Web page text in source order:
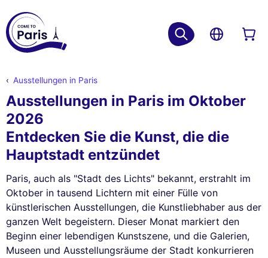
Ausstellungen in Paris
Ausstellungen in Paris im Oktober
2026
Entdecken Sie die Kunst, die die
Hauptstadt entzündet
Paris, auch als "Stadt des Lichts" bekannt, erstrahlt im
Oktober in tausend Lichtern mit einer Fülle von
künstlerischen Ausstellungen, die Kunstliebhaber aus der
ganzen Welt begeistern. Dieser Monat markiert den
Beginn einer lebendigen Kunstszene, und die Galerien,
Museen und Ausstellungsräume der Stadt konkurrieren